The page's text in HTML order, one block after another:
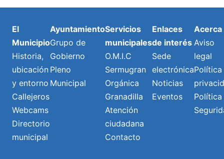
El
Municipio
Historia,
ubicación
y entorno
Callejeros
Webcams
Directorio
municipal
Ayuntamiento
Grupo de
Gobierno
Pleno
Municipal
Servicios
municipales
O.M.I.C
Sermugran
Orgánica
Granadilla
Atención
ciudadana
Contacto
Enlaces
de interés
Sede
electrónica
Noticias
Eventos
Acerca
Aviso
legal
Política
Política